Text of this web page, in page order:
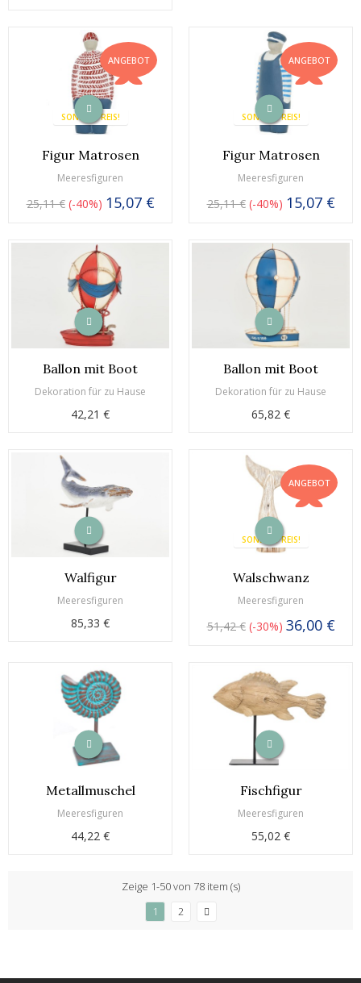
SONDERPREIS!
ANGEBOT
Figur Matrosen
Meeresfiguren
25,11 € -40% 15,07 €
SONDERPREIS!
ANGEBOT
Figur Matrosen
Meeresfiguren
25,11 € -40% 15,07 €
Ballon mit Boot
Dekoration für zu Hause
42,21 €
Ballon mit Boot
Dekoration für zu Hause
65,82 €
Walfigur
Meeresfiguren
85,33 €
SONDERPREIS!
ANGEBOT
Walschwanz
Meeresfiguren
51,42 € -30% 36,00 €
Metallmuschel
Meeresfiguren
44,22 €
Fischfigur
Meeresfiguren
55,02 €
Zeige 1-50 von 78 item (s)
1
2